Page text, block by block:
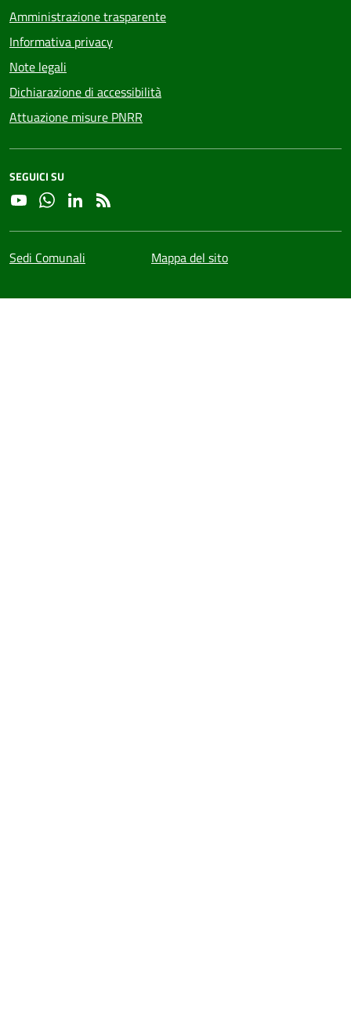
Amministrazione trasparente
Informativa privacy
Note legali
Dichiarazione di accessibilità
Attuazione misure PNRR
SEGUICI SU
YouTubeWhatsapp
Linkedin
Sedi Comunali Mappa del sito